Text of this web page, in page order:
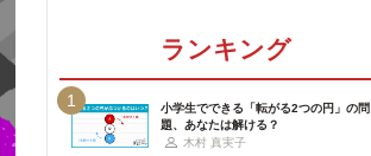
ランキング
1
小学生でできる「転がる2つの円」の問
題、あなたは解ける？
木村 真実子